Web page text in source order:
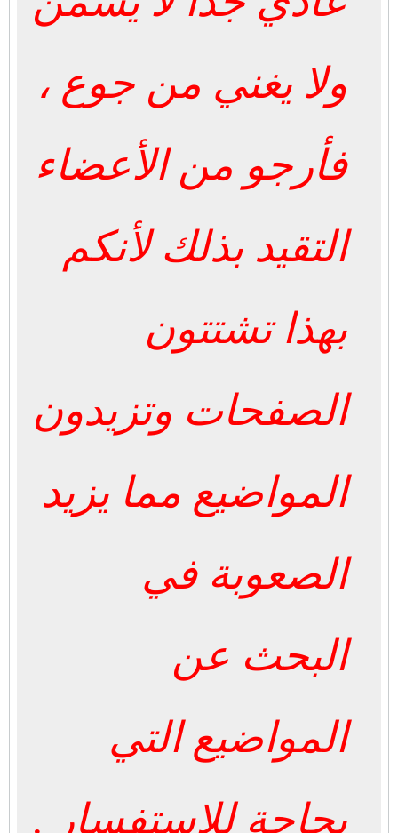
ولا يغني من جوع ،
فأرجو من الأعضاء
التقيد بذلك لأنكم
بهذا تشتتون
الصفحات وتزيدون
المواضيع مما يزيد
الصعوبة في
البحث عن
المواضيع التي
بحاجة للاستفسار .